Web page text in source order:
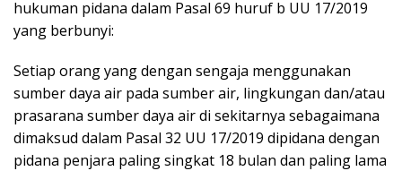
hukuman pidana dalam Pasal 69 huruf b UU 17/2019
yang berbunyi:
Setiap orang yang dengan sengaja menggunakan
sumber daya air pada sumber air, lingkungan dan/atau
prasarana sumber daya air di sekitarnya sebagaimana
dimaksud dalam Pasal 32 UU 17/2019 dipidana dengan
pidana penjara paling singkat 18 bulan dan paling lama